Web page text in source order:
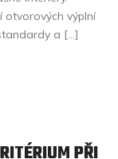
otvorových výplní
a […]
PŘI